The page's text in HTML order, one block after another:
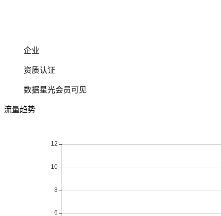
企业
资质认证
数据星光会员可见
流量趋势